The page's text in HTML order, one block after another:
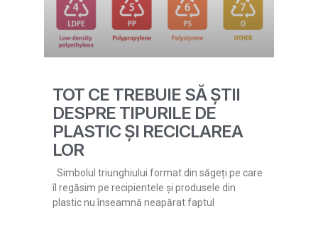
TOT CE TREBUIE SĂ ȘTII
DESPRE TIPURILE DE
PLASTIC ȘI RECICLAREA
LOR
Simbolul triunghiului format din săgeți pe care
îl regăsim pe recipientele și produsele din
plastic nu înseamnă neapărat faptul